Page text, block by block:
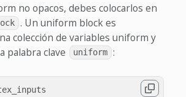
no opacos, debes colocarlos en
. Un uniform block es
colección de variables uniform y
palabra clave
uniform :